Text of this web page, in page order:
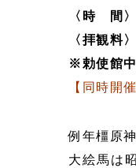
〈時 間
〈拝観料
※勅使館
【同時開
例年橿原
大絵馬は